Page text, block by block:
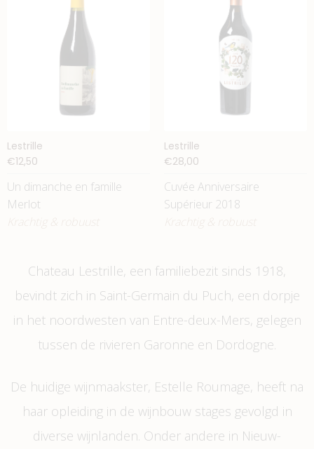
Lestrille
€12,50
Un dimanche en famille
Merlot
Krachtig & robuust
Lestrille
€28,00
Cuvée Anniversaire
Supérieur 2018
Krachtig & robuust
Chateau Lestrille, een familiebezit sinds 1918,
bevindt zich in Saint-Germain du Puch, een dorpje
in het noordwesten van Entre-deux-Mers, gelegen
tussen de rivieren Garonne en Dordogne.
De huidige wijnmaakster, Estelle Roumage, heeft na
haar opleiding in de wijnbouw stages gevolgd in
diverse wijnlanden. Onder andere in Nieuw-